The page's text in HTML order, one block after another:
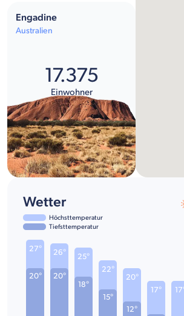
Engadine
Australien
17.375
Einwohner
Wetter
Höchsttemperatur
Tiefsttemperatur
20°
27°
20°
26°
18°
25°
15°
22°
12°
20°
17°